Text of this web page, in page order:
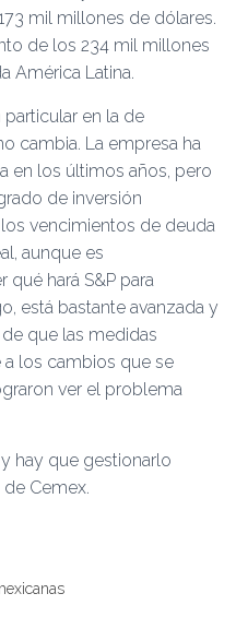
mil millones de dólares.
de los 234 mil millones
América Latina.
particular en la de
cambia. La empresa ha
en los últimos años, pero
de inversión
vencimientos de deuda
aunque es
hará S&P para
está bastante avanzada y
que las medidas
los cambios que se
ver el problema
hay que gestionarlo
Cemex.